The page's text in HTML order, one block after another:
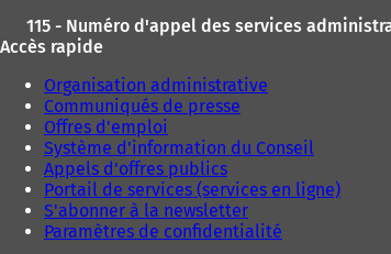
115 - Numéro d'appel des services
Accès rapide
Organisation administrative
Communiqués de presse
Offres d'emploi
Système d'information du Conseil
Appels d'offres publics
Portail de services (services en ligne)
S'abonner à la newsletter
Paramètres de confidentialité